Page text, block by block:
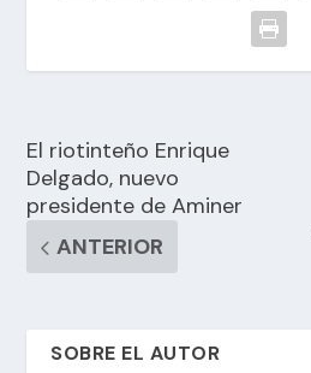
El riotinteño Enrique
Delgado, nuevo
presidente de Aminer
ANTERIOR
SOBRE EL AUTOR